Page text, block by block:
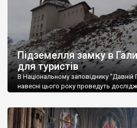
Підземелля замку в
для туристів
В Національному заповіднику “Давній
навесні цього року проведуть
директора Національного
Володимир Олійник. Наразі науковці